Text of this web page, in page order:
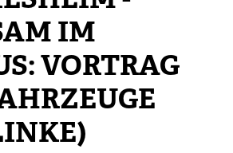
IM
VORTRAG